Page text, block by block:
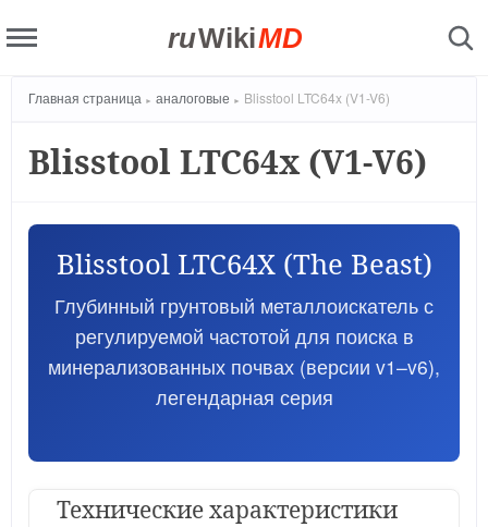
ruWikiMD
Главная страница аналоговые Blisstool LTC64x (V1-V6)
Blisstool LTC64x (V1-V6)
Blisstool LTC64X (The Beast)
Глубинный грунтовый металлоискатель с
регулируемой частотой для поиска в
минерализованных почвах (версии v1–v6),
легендарная серия
Технические характеристики